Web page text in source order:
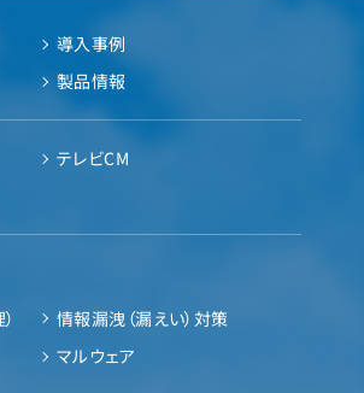
導入事例
製品情報
テレビCM
情報漏洩（漏えい）対策
マルウェア